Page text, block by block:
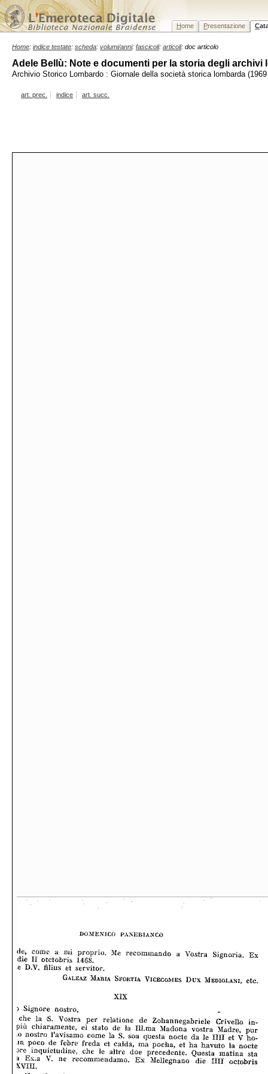
Home Presentazione C
Home: indice testate: scheda: volumi/anni: fascicoli: articoli: doc articolo
Adele Bellù: Note e documenti per la storia degli archivi
Archivio Storico Lombardo : Giornale della società storica lombarda
art. prec. indice art. succ.